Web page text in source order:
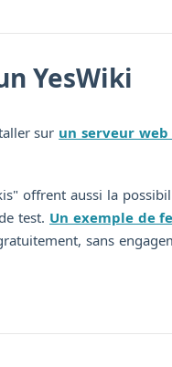
YesWiki
sur un serveur web
offrent aussi la
test. Un exemple de
sans